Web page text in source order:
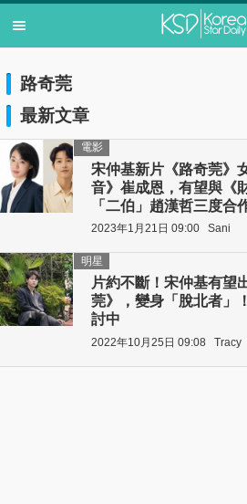
路奇莞
最新文章
宋仲基新片《路奇莞》
音》崔成恩，有望與《
「二伯」趙漢哲三度合
電影
2023年1月21日 09:00 Sani
片約不斷！宋仲基有望
莞》，變身「脫北者」
討中
明星
2022年10月25日 09:08 Tracy